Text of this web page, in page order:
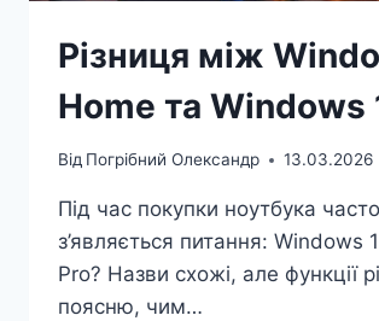
Різниця між
Home та Windows
Від Погрібний Олександр 13.03.2026
Під час покупки ноутбука часто
з’являється питання: Windows
Pro? Назви схожі, але функції
поясню, чим…